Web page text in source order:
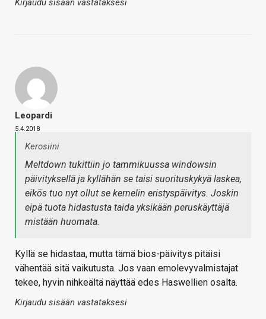
Kirjaudu sisään vastataksesi
Leopardi
5.4.2018
Kerosiini
Meltdown tukittiin jo tammikuussa windowsin
päivityksellä ja kyllähän se taisi suorituskykyä laskea,
eikös tuo nyt ollut se kernelin eristyspäivitys. Joskin
eipä tuota hidastusta taida yksikään peruskäyttäjä
mistään huomata.
Kyllä se hidastaa, mutta tämä bios-päivitys pitäisi
vähentää sitä vaikutusta. Jos vaan emolevyvalmistajat
tekee, hyvin nihkeältä näyttää edes Haswellien osalta.
Kirjaudu sisään vastataksesi